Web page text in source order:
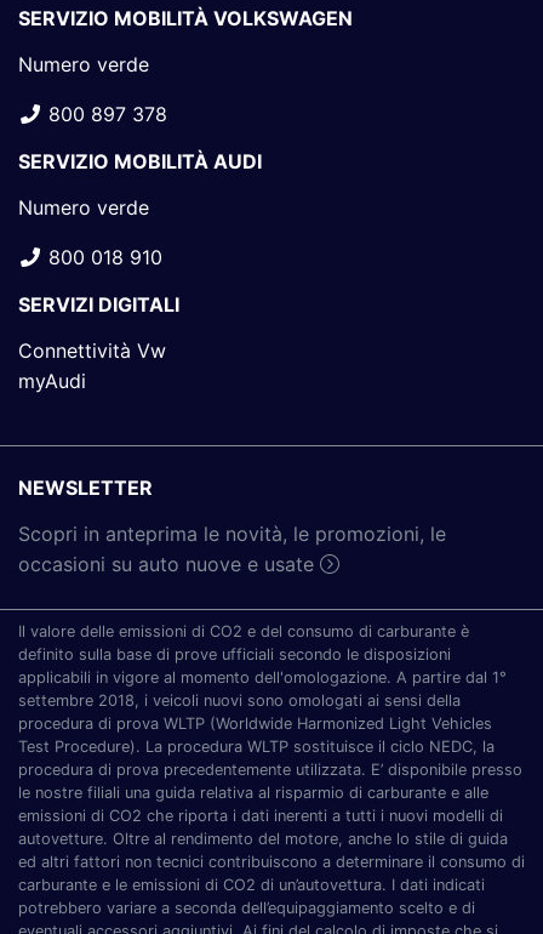
SERVIZIO MOBILITÀ VOLKSWAGEN
Numero verde
800 897 378
SERVIZIO MOBILITÀ AUDI
Numero verde
800 018 910
SERVIZI DIGITALI
Connettività Vw
myAudi
NEWSLETTER
Scopri in anteprima le novità, le promozioni, le
occasioni su auto nuove e usate
Il valore delle emissioni di CO2 e del consumo di carburante è
definito sulla base di prove ufficiali secondo le disposizioni
applicabili in vigore al momento dell'omologazione. A partire dal 1°
settembre 2018, i veicoli nuovi sono omologati ai sensi della
procedura di prova WLTP (Worldwide Harmonized Light Vehicles
Test Procedure). La procedura WLTP sostituisce il ciclo NEDC, la
procedura di prova precedentemente utilizzata. E’ disponibile presso
le nostre filiali una guida relativa al risparmio di carburante e alle
emissioni di CO2 che riporta i dati inerenti a tutti i nuovi modelli di
autovetture. Oltre al rendimento del motore, anche lo stile di guida
ed altri fattori non tecnici contribuiscono a determinare il consumo di
carburante e le emissioni di CO2 di un’autovettura. I dati indicati
potrebbero variare a seconda dell’equipaggiamento scelto e di